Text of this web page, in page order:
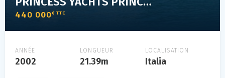
440 000€ TTC
ANNÉE
2002
LONGUEUR
21.39m
LOCALISATION
Italia